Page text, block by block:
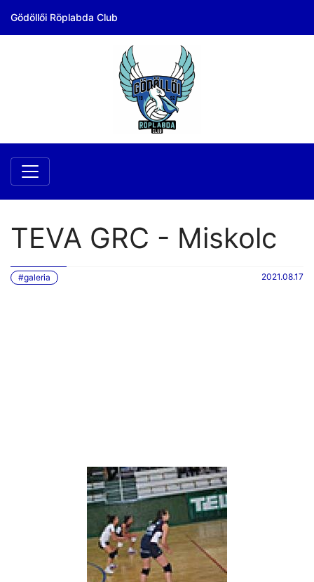
Gödöllői Röplabda Club
TEVA GRC - Miskolc
#galeria 2021.08.17